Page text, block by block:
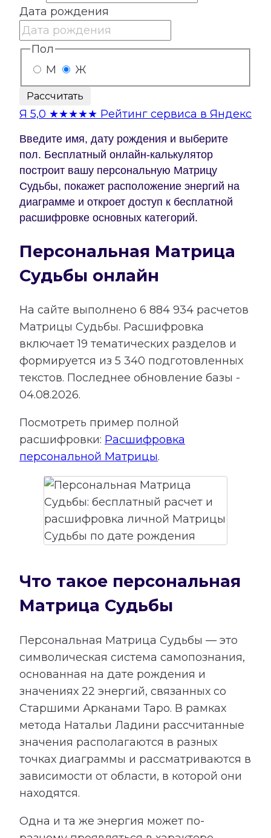
Дата рождения
Пол
М
Ж
Рассчитать
Я 5,0 ★★★★★ Рейтинг сервиса в Яндекс
Введите имя, дату рождения и выберите
пол. Бесплатный онлайн-калькулятор
построит вашу персональную Матрицу
Судьбы, покажет расположение энергий на
диаграмме и откроет доступ к бесплатной
расшифровке основных категорий.
Персональная Матрица
Судьбы онлайн
На сайте выполнено 6 884 934 расчетов
Матрицы Судьбы. Расшифровка
включает19 тематических разделов и
формируется из 5 340 подготовленных
текстов. Последнее обновление базы -
04.08.2026.
Посмотреть пример полной
расшифровки: Расшифровка
персональной Матрицы.
Что такое персональная
Матрица Судьбы
Персональная Матрица Судьбы — это
символическая система самопознания,
основанная на дате рождения и
значениях 22 энергий, связанных со
Старшими Арканами Таро. В рамках
метода Натальи Ладини рассчитанные
значения располагаются в разных
точках диаграммы и рассматриваются в
зависимости от области, в которой они
находятся.
Одна и та же энергия может по-